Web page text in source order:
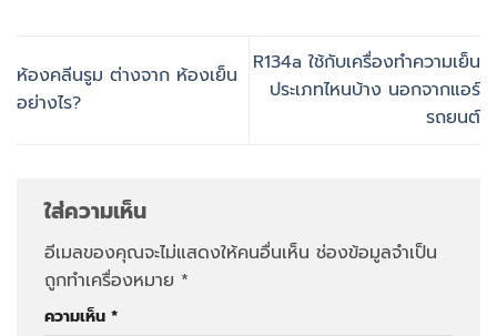
ห้องคลีนรูม ต่างจาก ห้องเย็น
อย่างไร?
R134a ใช้กับเครื่องทำความเย็น
ประเภทไหนบ้าง นอกจากแอร์
รถยนต์
ใส่ความเห็น
อีเมลของคุณจะไม่แสดงให้คนอื่นเห็น ช่องข้อมูลจำเป็น
ถูกทำเครื่องหมาย *
ความเห็น *